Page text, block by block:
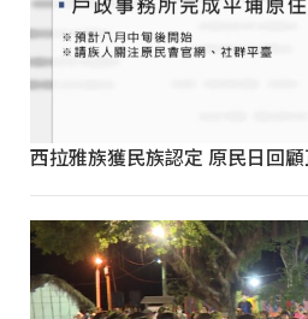
西拉雅族獲民族認定 原民日回